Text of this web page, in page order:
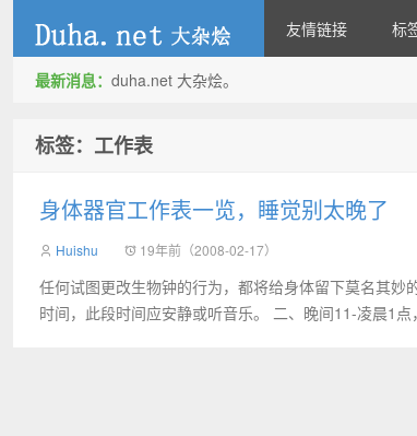
友情链接 标
最新消息： duha.net 大杂烩。
标签：工作表
身体器官工作表一览，睡觉别太晚了
Huishu 19年前（2008-02-17）
任何试图更改生物钟的行为，都将给身体留下莫名其
时间，此段时间应安静或听音乐。 二、晚间11-凌晨1